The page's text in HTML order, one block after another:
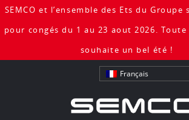
SEMCO et l’ensemble des Ets du
pour congés du 1 au 23 aout 2026. Toute
souhaite un bel été !
Français